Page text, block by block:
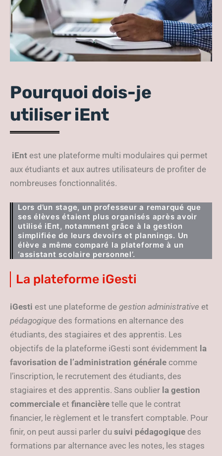
Pourquoi dois-je
utiliser iEnt
iEnt est une plateforme multi modulaires qui permet
aux étudiants et aux autres utilisateurs de profiter de
nombreuses fonctionnalités.
Lors d’un stage, un professeur a remarqué que
ses élèves étaient plus organisés après avoir
utilisé iEnt, notamment grâce à la gestion
simplifiée de leurs devoirs et plannings. Un
élève a même comparé la plateforme à un
‘assistant scolaire personnel’.
La plateforme iGesti
iGesti est une plateforme de gestion administrative et
pédagogique des formations en alternance des
étudiants, des stagiaires et des apprentis. Les
objectifs de la plateforme iGesti sont évidemment la
favorisation de l’administration générale comme
l’inscription, le recrutement des étudiants, des
stagiaires et des apprentis. Sans oublier la gestion
commerciale et financière telle que le contrat
financier, le règlement et le transfert comptable. Pour
finir, on peut aussi parler du suivi pédagogique des
formations par alternance avec les notes, les stages